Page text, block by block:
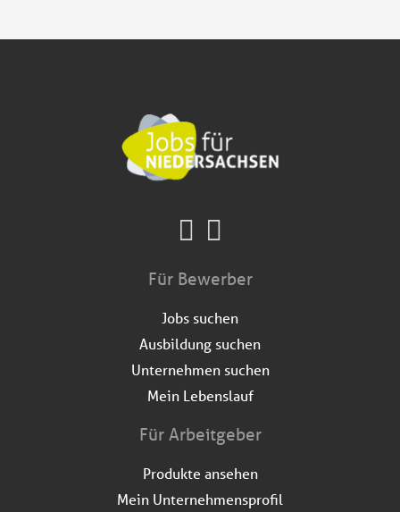
Für Bewerber
Jobs suchen
Ausbildung suchen
Unternehmen suchen
Mein Lebenslauf
Für Arbeitgeber
Produkte ansehen
Mein Unternehmensprofil